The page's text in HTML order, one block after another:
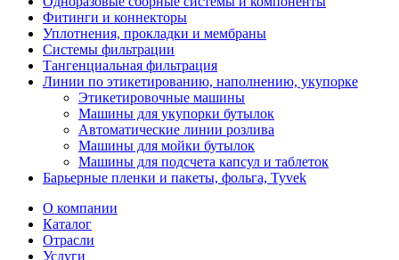
Фитинги и коннекторы
Уплотнения, прокладки и мембраны
Системы фильтрации
Тангенциальная фильтрация
Линии по этикетированию, наполнению, укупорке
Этикетировочные машины
Машины для укупорки бутылок
Автоматические линии розлива
Машины для мойки бутылок
Машины для подсчета капсул и таблеток
Барьерные пленки и пакеты, фольга, Tyvek
О компании
Каталог
Отрасли
Услуги